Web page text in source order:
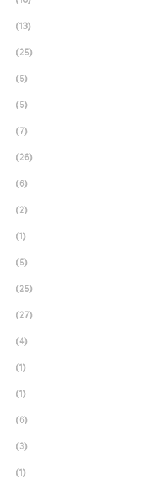
(13)
(25)
(5)
(5)
(7)
(26)
(6)
(2)
(1)
(5)
(25)
(27)
(4)
(1)
(1)
(6)
(3)
(1)